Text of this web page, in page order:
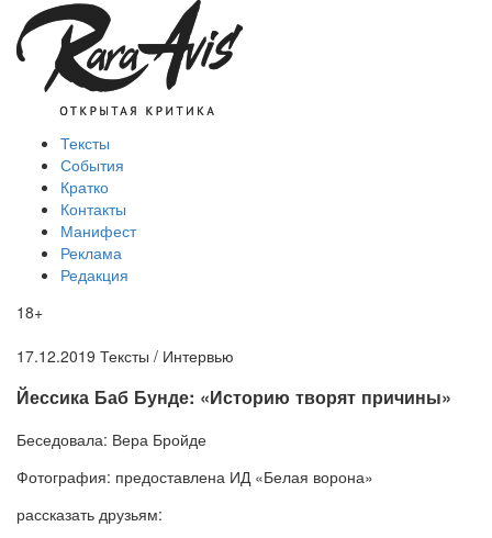
Тексты
События
Кратко
Контакты
Манифест
Реклама
Редакция
18+
17.12.2019 Тексты / Интервью
​Йессика Баб Бунде: «Историю творят причины»
Беседовала: Вера Бройде
Фотография: предоставлена ИД «Белая ворона»
рассказать друзьям: